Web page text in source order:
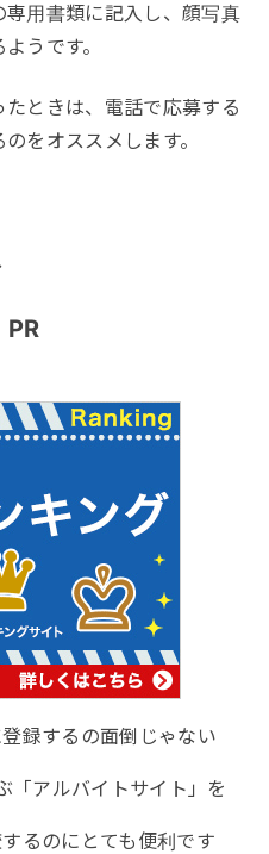
用書類に記入し、顔写真
うです。
ときは、電話で応募する
をオススメします。
録するの面倒じゃない
「アルバイトサイト」を
るのにとても便利です